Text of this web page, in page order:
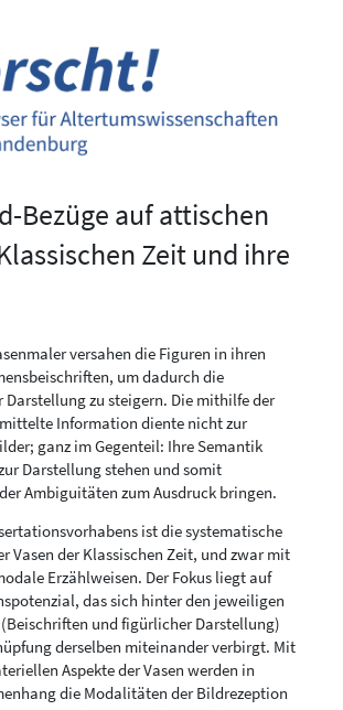
Bezüge auf attischen
Zeit und ihre
versahen die Figuren in ihren
um dadurch die
zu steigern. Die mithilfe der
Information diente nicht zur
ganz im Gegenteil: Ihre Semantik
Darstellung stehen und somit
Ambiguitäten zum Ausdruck bringen.
ist die systematische
Vasen der Klassischen Zeit, und zwar mit
Erzählweisen. Der Fokus liegt auf
das sich hinter den jeweiligen
und figürlicher Darstellung)
derselben miteinander verbirgt. Mit
Aspekte der Vasen werden in
die Modalitäten der Bildrezeption